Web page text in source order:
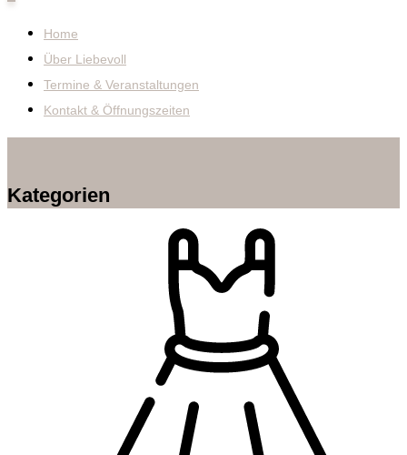
Home
Über Liebevoll
Termine & Veranstaltungen
Kontakt & Öffnungszeiten
Kategorien